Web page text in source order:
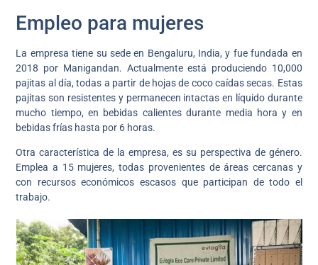
Empleo para mujeres
La empresa tiene su sede en Bengaluru, India, y fue fundada en
2018 por Manigandan. Actualmente está produciendo 10,000
pajitas al día, todas a partir de hojas de coco caídas secas. Estas
pajitas son resistentes y permanecen intactas en líquido durante
mucho tiempo, en bebidas calientes durante media hora y en
bebidas frías hasta por 6 horas.
Otra característica de la empresa, es su perspectiva de género.
Emplea a 15 mujeres, todas provenientes de áreas cercanas y
con recursos económicos escasos que participan de todo el
trabajo.